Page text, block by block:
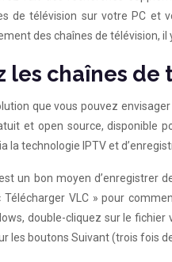
de télévision sur votre PC et
des chaînes de télévision,
les chaînes de
que vous pouvez
et open source, disponible
la technologie IPTV et
un bon moyen d’enregistrer
VLC » pour
double-cliquez sur le
les boutons Suivant (trois fois